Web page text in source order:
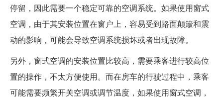
停留，因此需要一个稳定可靠的空调系统。如果使用窗式
空调，由于其安装位置在窗户上，容易受到路面颠簸和震
动的影响，可能会导致空调系统损坏或者出现故障。
另外，窗式空调的安装位置比较高，需要乘客进行较高位
置的操作，不太方便使用。而在房车的行驶过程中，乘客
可能需要频繁开关空调或调节温度，如果使用窗式空调，